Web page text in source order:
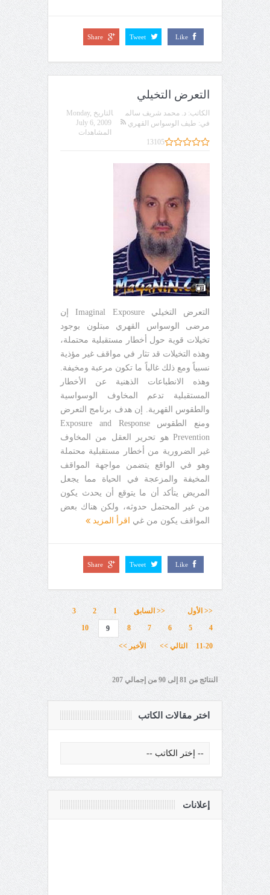
Like
Tweet
Share
التعرض التخيلي
الكاتب: د. محمد شريف سالم التاريخ Monday,
July 6, 2009
في: طيف الوسواس القهري
المشاهدات
13105
التعرض التخيلي Imaginal Exposure إن
مرضى الوسواس القهري مبتلون بوجود
تخيلات قوية حول أخطار مستقبلية محتملة،
وهذه التخيلات قد تثار في مواقف غير مؤذية
نسبياً ومع ذلك غالباً ما تكون مرعبة ومخيفة.
وهذه الانطباعات الذهنية عن الأخطار
المستقبلية تدعم المخاوف الوسواسية
والطقوس القهرية. إن هدف برنامج التعرض
ومنع الطقوس Exposure and Response
Prevention هو تحرير العقل من المخاوف
غير الضرورية من أخطار مستقبلية محتملة
وهو في الواقع يتضمن مواجهة المواقف
المخيفة والمزعجة في الحياة مما يجعل
المريض يتأكد أن ما يتوقع أن يحدث يكون
من غير المحتمل حدوثه، ولكن هناك بعض
المواقف يكون من غي
اقرأ المزيد
Like
Tweet
Share
<< الأول << السابق 1
2
3
4
5
6
7
8
9
10
11-20 التالي >> الأخير >>
النتائج من 81 إلى 90 من إجمالي 207
اختر مقالات الكاتب
إعلانات